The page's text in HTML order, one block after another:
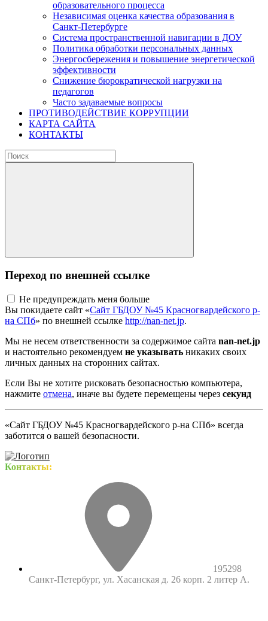
образовательного процесса
Независимая оценка качества образования в
Санкт-Петербурге
Система пространственной навигации в ДОУ
Политика обработки персональных данных
Энергосбережения и повышение энергетической
эффективности
Снижение бюрократической нагрузки на
педагогов
Часто задаваемые вопросы
ПРОТИВОДЕЙСТВИЕ КОРРУПЦИИ
КАРТА САЙТА
КОНТАКТЫ
Переход по внешней ссылке
Не предупреждать меня больше
Вы покидаете сайт «Сайт ГБДОУ №45 Красногвардейского р-
на СПб» по внешней ссылке http://nan-net.jp.
Мы не несем ответственности за содержимое сайта nan-net.jp
и настоятельно рекомендуем не указывать никаких своих
личных данных на сторонних сайтах.
Если Вы не хотите рисковать безопасностью компьютера,
нажмите отмена, иначе вы будете перемещены через секунд
«Сайт ГБДОУ №45 Красногвардейского р-на СПб» всегда
заботится о вашей безопасности.
Контакты:
195298
Санкт-Петербург, ул. Хасанская д. 26 корп. 2 литер А.